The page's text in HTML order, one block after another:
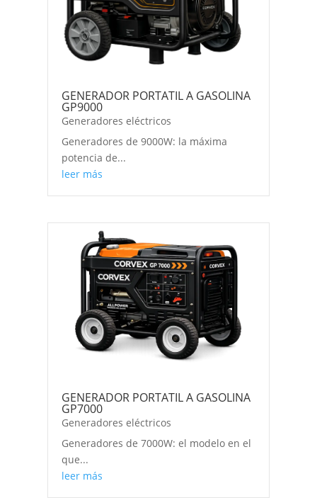
GENERADOR PORTATIL A GASOLINA
GP9000
Generadores eléctricos
Generadores de 9000W: la máxima
potencia de...
leer más
GENERADOR PORTATIL A GASOLINA
GP7000
Generadores eléctricos
Generadores de 7000W: el modelo en el
que...
leer más